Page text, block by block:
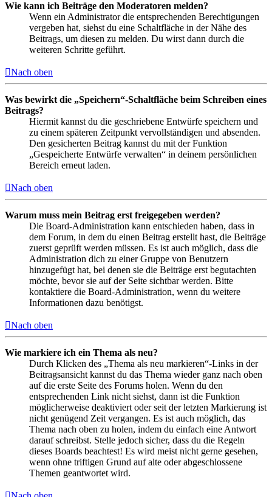
Wie kann ich Beiträge den Moderatoren melden?
Wenn ein Administrator die entsprechenden Berechtigungen
vergeben hat, siehst du eine Schaltfläche in der Nähe des
Beitrags, um diesen zu melden. Du wirst dann durch die
weiteren Schritte geführt.
Nach oben
Was bewirkt die „Speichern“-Schaltfläche beim Schreiben eines
Beitrags?
Hiermit kannst du die geschriebene Entwürfe speichern und
zu einem späteren Zeitpunkt vervollständigen und absenden.
Den gesicherten Beitrag kannst du mit der Funktion
„Gespeicherte Entwürfe verwalten“ in deinem persönlichen
Bereich erneut laden.
Nach oben
Warum muss mein Beitrag erst freigegeben werden?
Die Board-Administration kann entschieden haben, dass in
dem Forum, in dem du einen Beitrag erstellt hast, die Beiträge
zuerst geprüft werden müssen. Es ist auch möglich, dass die
Administration dich zu einer Gruppe von Benutzern
hinzugefügt hat, bei denen sie die Beiträge erst begutachten
möchte, bevor sie auf der Seite sichtbar werden. Bitte
kontaktiere die Board-Administration, wenn du weitere
Informationen dazu benötigst.
Nach oben
Wie markiere ich ein Thema als neu?
Durch Klicken des „Thema als neu markieren“-Links in der
Beitragsansicht kannst du das Thema wieder ganz nach oben
auf die erste Seite des Forums holen. Wenn du den
entsprechenden Link nicht siehst, dann ist die Funktion
möglicherweise deaktiviert oder seit der letzten Markierung ist
nicht genügend Zeit vergangen. Es ist auch möglich, das
Thema nach oben zu holen, indem du einfach eine Antwort
darauf schreibst. Stelle jedoch sicher, dass du die Regeln
dieses Boards beachtest! Es wird meist nicht gerne gesehen,
wenn ohne triftigen Grund auf alte oder abgeschlossene
Themen geantwortet wird.